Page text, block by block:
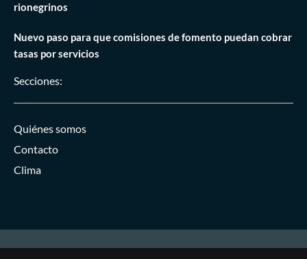
rionegrinos
Nuevo paso para que comisiones de fomento puedan cobrar
tasas por servicios
Secciones:
Quiénes somos
Contacto
Clima